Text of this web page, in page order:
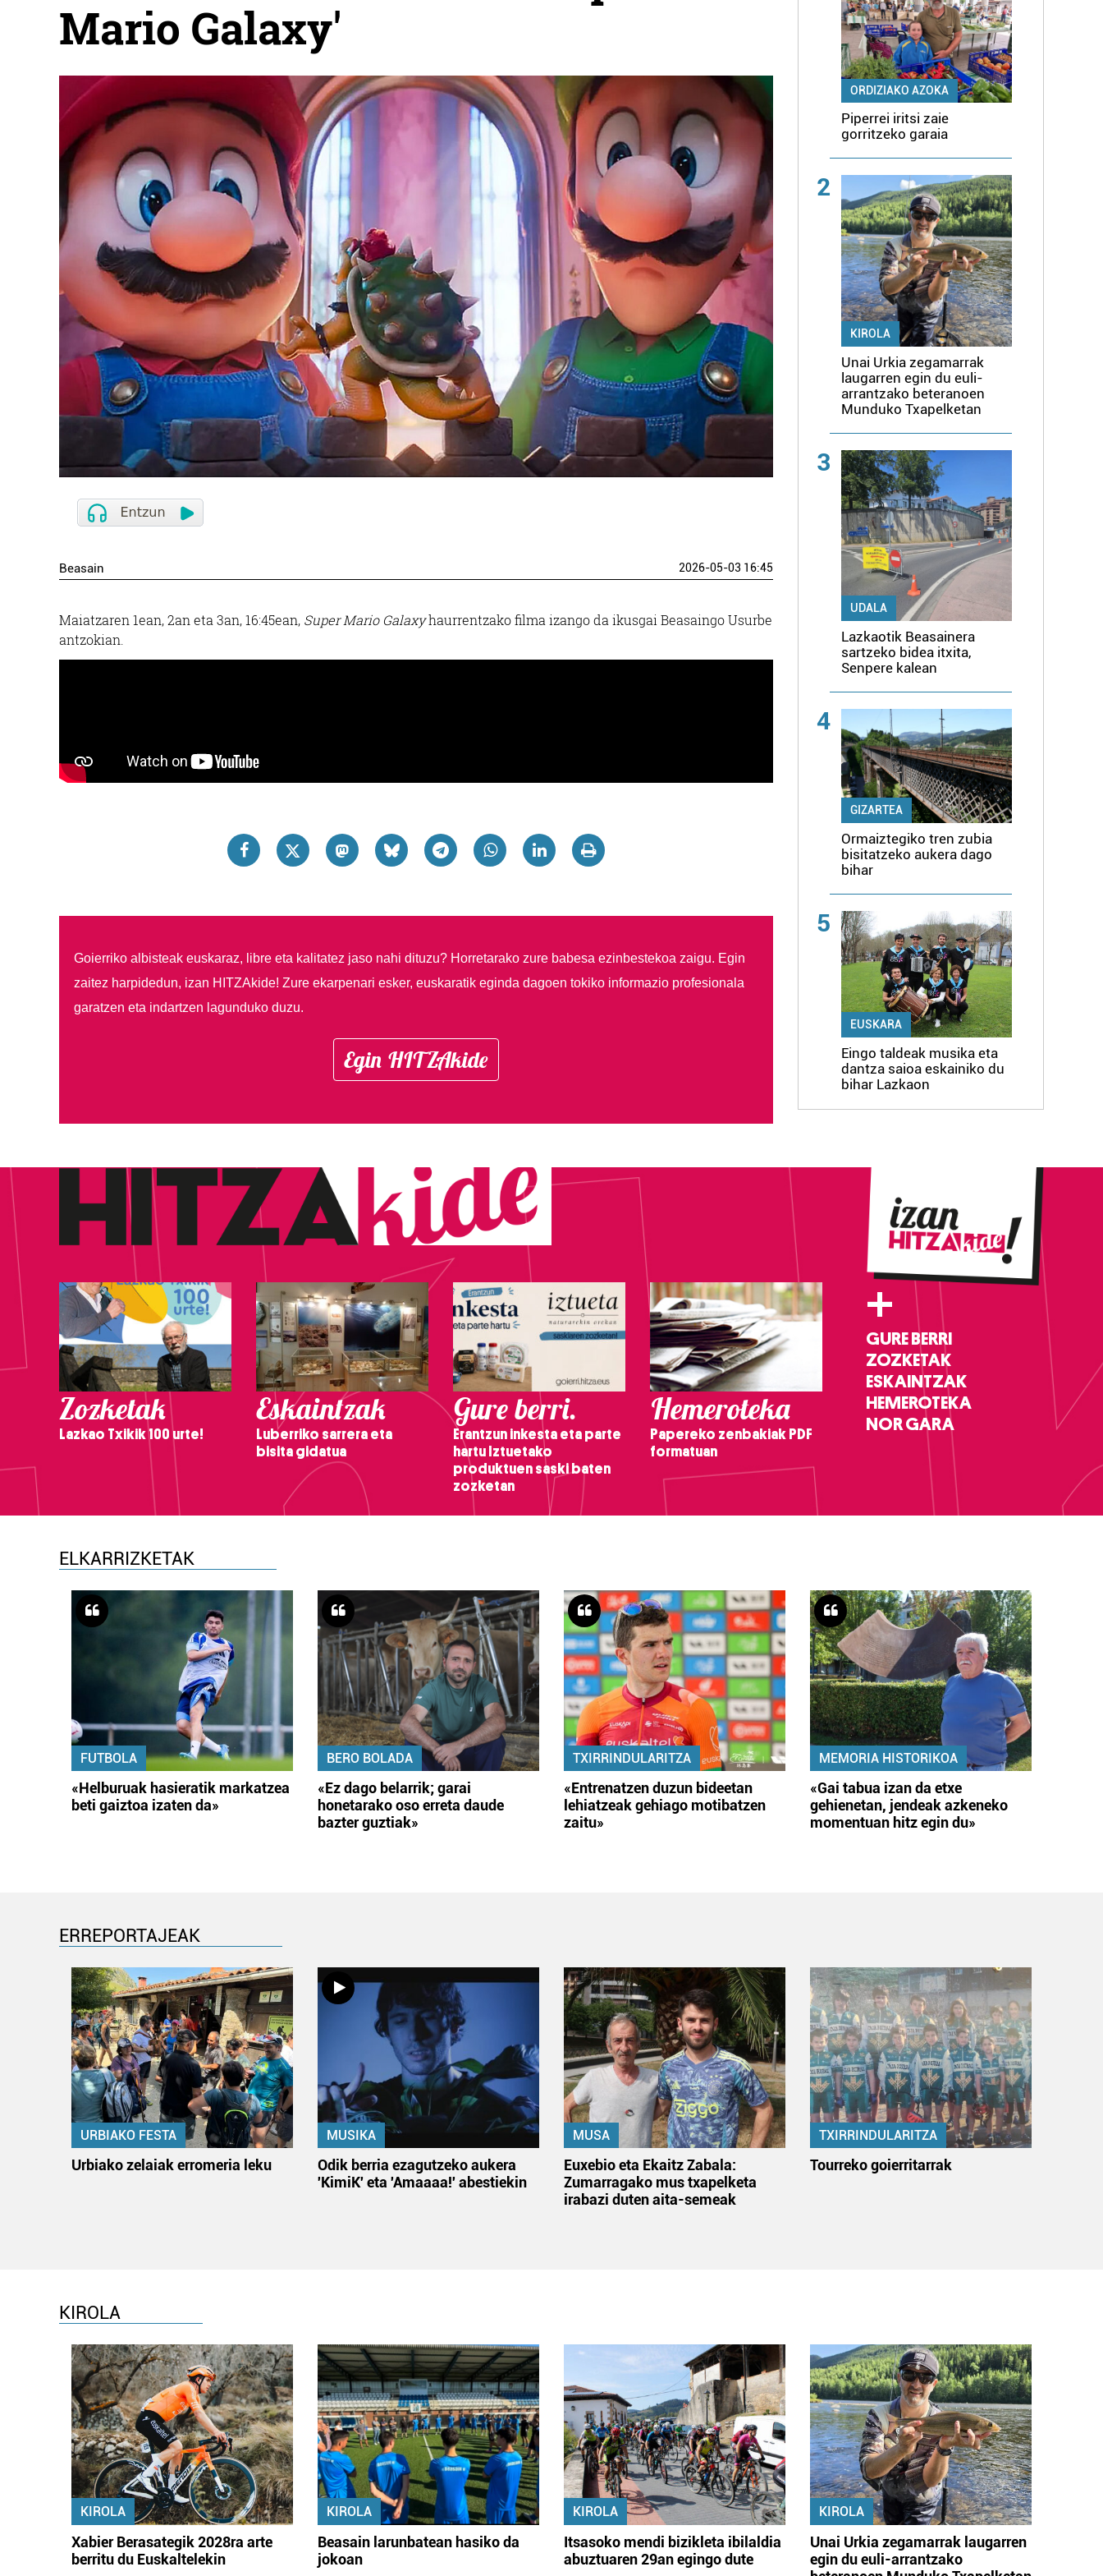
Mario Galaxy'
Beasain 2026-05-03 16:45
Maiatzaren 1ean, 2an eta 3an, 16:45ean, Super Mario Galaxyhaurrentzako filma izango da ikusgai Beasaingo Usurbe
antzokian.
Goierriko albisteak euskaraz, libre eta kalitatez jaso nahi dituzu? Horretarako zure babesa ezinbestekoa zaigu. Egin
zaitez harpidedun, izan HITZAkide! Zure ekarpenari esker, euskaratik eginda dagoen tokiko informazio profesionala
garatzen eta indartzen lagunduko duzu.
Egin HITZAkide
ORDIZIAKO AZOKA
Piperrei iritsi zaie
gorritzeko garaia
2
KIROLA
Unai Urkia zegamarrak
laugarren egin du euli-
arrantzako beteranoen
Munduko Txapelketan
3
UDALA
Lazkaotik Beasainera
sartzeko bidea itxita,
Senpere kalean
4
GIZARTEA
Ormaiztegiko tren zubia
bisitatzeko aukera dago
bihar
5
EUSKARA
Eingo taldeak musika eta
dantza saioa eskainiko du
bihar Lazkaon
Zozketak
Lazkao Txikik 100 urte!
Eskaintzak
Luberriko sarrera eta
bisita gidatua
Gure berri.
Erantzun inkesta eta parte
hartu Iztuetako
produktuen saski baten
zozketan
Hemeroteka
Papereko zenbakiak PDF
formatuan
+
GURE BERRI
ZOZKETAK
ESKAINTZAK
HEMEROTEKA
NOR GARA
ELKARRIZKETAK
FUTBOLA
«Helburuak hasieratik markatzea
beti gaiztoa izaten da»
BERO BOLADA
«Ez dago belarrik; garai
honetarako oso erreta daude
bazter guztiak»
TXIRRINDULARITZA
«Entrenatzen duzun bideetan
lehiatzeak gehiago motibatzen
zaitu»
MEMORIA HISTORIKOA
«Gai tabua izan da etxe
gehienetan, jendeak azkeneko
momentuan hitz egin du»
ERREPORTAJEAK
URBIAKO FESTA
Urbiako zelaiak erromeria leku
MUSIKA
Odik berria ezagutzeko aukera
'KimiK' eta 'Amaaaa!' abestiekin
MUSA
Euxebio eta Ekaitz Zabala:
Zumarragako mus txapelketa
irabazi duten aita-semeak
TXIRRINDULARITZA
Tourreko goierritarrak
KIROLA
KIROLA
Xabier Berasategik 2028ra arte
berritu du Euskaltelekin
KIROLA
Beasain larunbatean hasiko da
jokoan
KIROLA
Itsasoko mendi bizikleta ibilaldia
abuztuaren 29an egingo dute
KIROLA
Unai Urkia zegamarrak laugarren
egin du euli-arrantzako